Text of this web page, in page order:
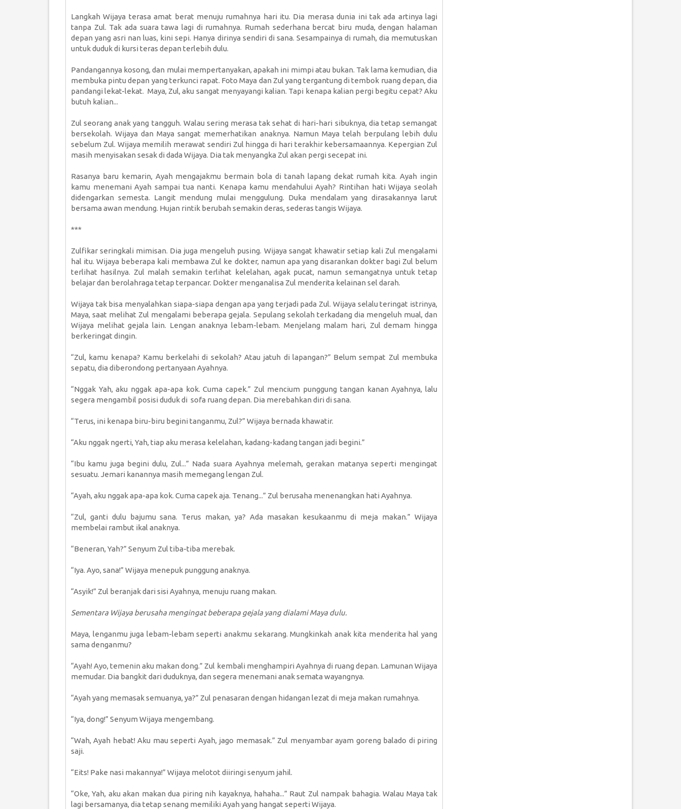
Langkah Wijaya terasa amat berat menuju rumahnya hari itu. Dia merasa dunia ini tak ada artinya lagi
tanpa Zul. Tak ada suara tawa lagi di rumahnya. Rumah sederhana bercat biru muda, dengan halaman
depan yang asri nan luas, kini sepi. Hanya dirinya sendiri di sana. Sesampainya di rumah, dia memutuskan
untuk duduk di kursi teras depan terlebih dulu.
Pandangannya kosong, dan mulai mempertanyakan, apakah ini mimpi atau bukan. Tak lama kemudian, dia
membuka pintu depan yang terkunci rapat. Foto Maya dan Zul yang tergantung di tembok ruang depan, dia
pandangi lekat-lekat. Maya, Zul, aku sangat menyayangi kalian. Tapi kenapa kalian pergi begitu cepat? Aku
butuh kalian...
Zul seorang anak yang tangguh. Walau sering merasa tak sehat di hari-hari sibuknya, dia tetap semangat
bersekolah. Wijaya dan Maya sangat memerhatikan anaknya. Namun Maya telah berpulang lebih dulu
sebelum Zul. Wijaya memilih merawat sendiri Zul hingga di hari terakhir kebersamaannya. Kepergian Zul
masih menyisakan sesak di dada Wijaya. Dia tak menyangka Zul akan pergi secepat ini.
Rasanya baru kemarin, Ayah mengajakmu bermain bola di tanah lapang dekat rumah kita. Ayah ingin
kamu menemani Ayah sampai tua nanti. Kenapa kamu mendahului Ayah? Rintihan hati Wijaya seolah
didengarkan semesta. Langit mendung mulai menggulung. Duka mendalam yang dirasakannya larut
bersama awan mendung. Hujan rintik berubah semakin deras, sederas tangis Wijaya.
***
Zulfikar seringkali mimisan. Dia juga mengeluh pusing. Wijaya sangat khawatir setiap kali Zul mengalami
hal itu. Wijaya beberapa kali membawa Zul ke dokter, namun apa yang disarankan dokter bagi Zul belum
terlihat hasilnya. Zul malah semakin terlihat kelelahan, agak pucat, namun semangatnya untuk tetap
belajar dan berolahraga tetap terpancar. Dokter menganalisa Zul menderita kelainan sel darah.
Wijaya tak bisa menyalahkan siapa-siapa dengan apa yang terjadi pada Zul. Wijaya selalu teringat istrinya,
Maya, saat melihat Zul mengalami beberapa gejala. Sepulang sekolah terkadang dia mengeluh mual, dan
Wijaya melihat gejala lain. Lengan anaknya lebam-lebam. Menjelang malam hari, Zul demam hingga
berkeringat dingin.
“Zul, kamu kenapa? Kamu berkelahi di sekolah? Atau jatuh di lapangan?” Belum sempat Zul membuka
sepatu, dia diberondong pertanyaan Ayahnya.
“Nggak Yah, aku nggak apa-apa kok. Cuma capek.” Zul mencium punggung tangan kanan Ayahnya, lalu
segera mengambil posisi duduk di sofa ruang depan. Dia merebahkan diri di sana.
“Terus, ini kenapa biru-biru begini tanganmu, Zul?” Wijaya bernada khawatir.
“Aku nggak ngerti, Yah, tiap aku merasa kelelahan, kadang-kadang tangan jadi begini.”
“Ibu kamu juga begini dulu, Zul...” Nada suara Ayahnya melemah, gerakan matanya seperti mengingat
sesuatu. Jemari kanannya masih memegang lengan Zul.
“Ayah, aku nggak apa-apa kok. Cuma capek aja. Tenang...” Zul berusaha menenangkan hati Ayahnya.
“Zul, ganti dulu bajumu sana. Terus makan, ya? Ada masakan kesukaanmu di meja makan.” Wijaya
membelai rambut ikal anaknya.
“Beneran, Yah?” Senyum Zul tiba-tiba merebak.
“Iya. Ayo, sana!” Wijaya menepuk punggung anaknya.
“Asyik!” Zul beranjak dari sisi Ayahnya, menuju ruang makan.
Sementara Wijaya berusaha mengingat beberapa gejala yang dialami Maya dulu.
Maya, lenganmu juga lebam-lebam seperti anakmu sekarang. Mungkinkah anak kita menderita hal yang
sama denganmu?
“Ayah! Ayo, temenin aku makan dong.” Zul kembali menghampiri Ayahnya di ruang depan. Lamunan Wijaya
memudar. Dia bangkit dari duduknya, dan segera menemani anak semata wayangnya.
“Ayah yang memasak semuanya, ya?” Zul penasaran dengan hidangan lezat di meja makan rumahnya.
“Iya, dong!” Senyum Wijaya mengembang.
“Wah, Ayah hebat! Aku mau seperti Ayah, jago memasak.” Zul menyambar ayam goreng balado di piring
saji.
“Eits! Pake nasi makannya!” Wijaya melotot diiringi senyum jahil.
“Oke, Yah, aku akan makan dua piring nih kayaknya, hahaha...” Raut Zul nampak bahagia. Walau Maya tak
lagi bersamanya, dia tetap senang memiliki Ayah yang hangat seperti Wijaya.